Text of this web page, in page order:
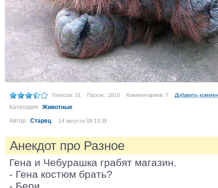
Голосов: 31 Просм.: 2810 Комментариев: 7 Добавить
Категория: Животные
Автор: Старец 14 августа´08 13:38
Анекдот про Разное
Гена и Чебурашка грабят магазин.
- Гена костюм брать?